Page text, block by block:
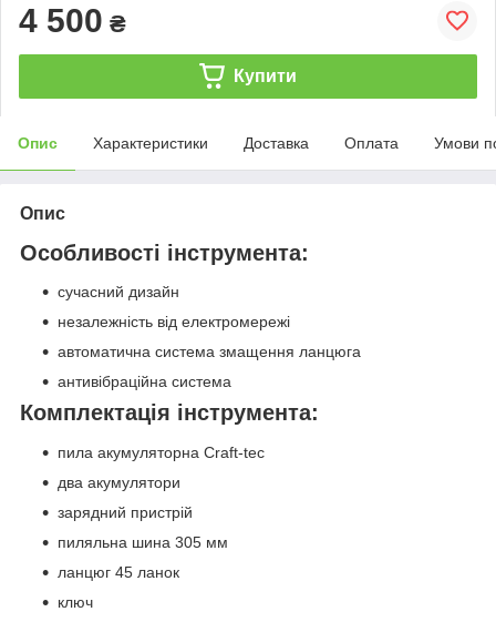
4 500 ₴
Купити
Опис Характеристики Доставка Оплата Умови
Опис
Особливості інструмента:
сучасний дизайн
незалежність від електромережі
автоматична система змащення ланцюга
антивібраційна система
Комплектація інструмента:
пила акумуляторна Craft-tec
два акумулятори
зарядний пристрій
пиляльна шина 305 мм
ланцюг 45 ланок
ключ